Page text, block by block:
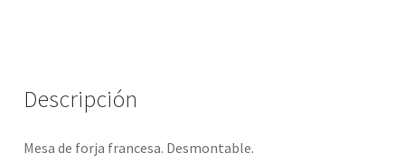
Descripción
Mesa de forja francesa. Desmontable.